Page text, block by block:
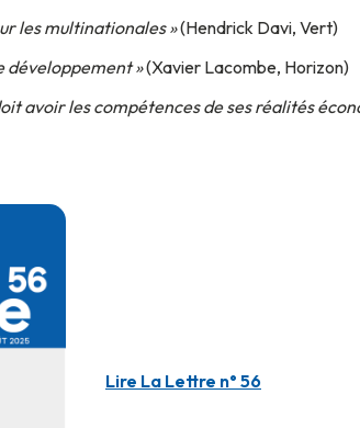
les multinationales »(Hendrick Davi, Vert)
»(Xavier Lacombe, Horizon)
avoir les compétences de ses réalités
Lire La Lettre n° 56